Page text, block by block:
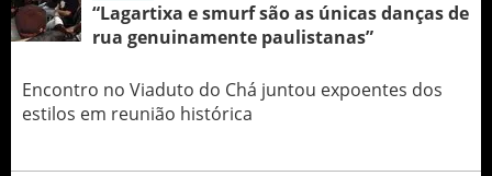
“Lagartixa e smurf são as únicas danças de
rua genuinamente paulistanas”
Encontro no Viaduto do Chá juntou expoentes dos
estilos em reunião histórica